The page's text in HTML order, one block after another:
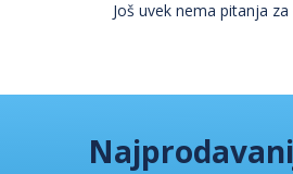
Još uvek nema pitanja